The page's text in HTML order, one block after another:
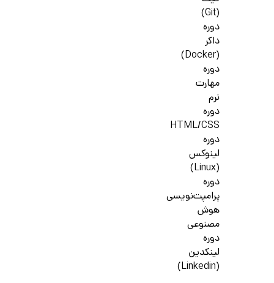
(Git)
دوره
داکر
(Docker)
دوره
مهارت
نرم
دوره
HTML/CSS
دوره
لینوکس
(Linux)
دوره
پرامپت‌نویسی
هوش
مصنوعی
دوره
لینکدین
(Linkedin)